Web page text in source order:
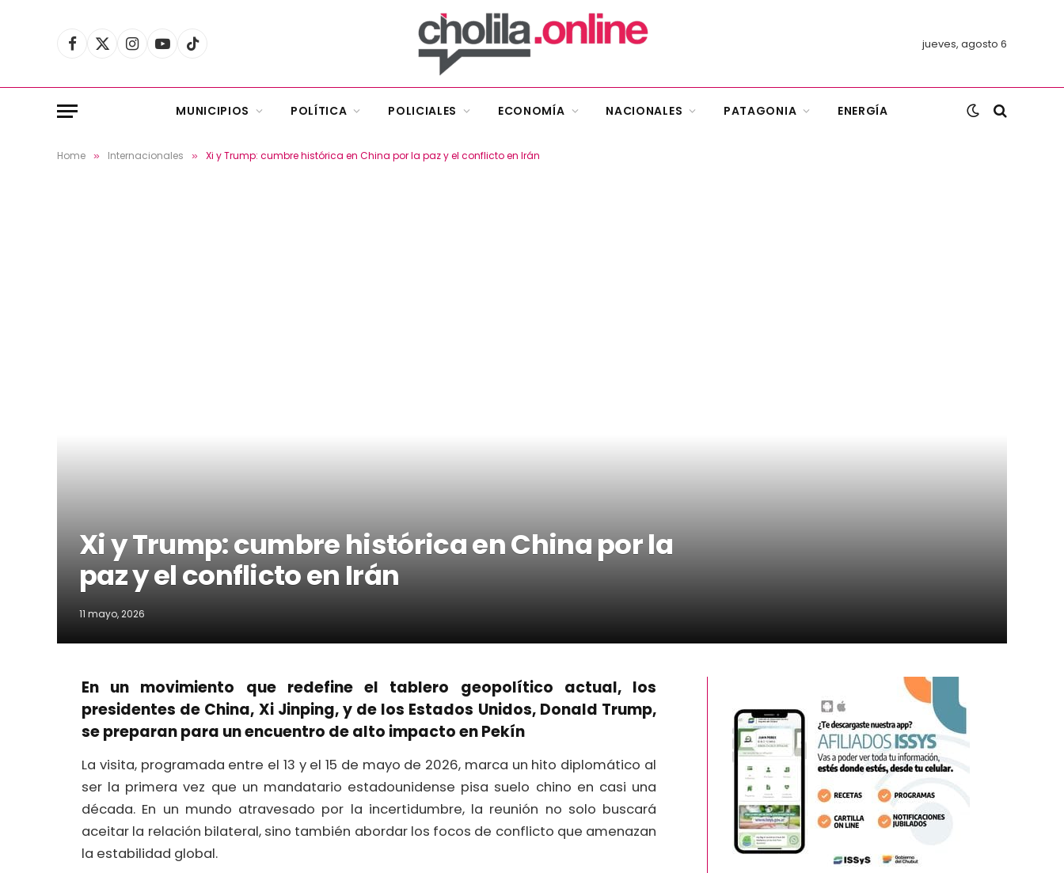
Facebook
X
Instagram
YouTubeTikTok jueves, agosto 6
MUNICIPIOS POLÍTICA POLICIALES ECONOMÍA NACIONALES PATAGONIA ENERGÍA
Home » Internacionales » Xi y Trump: cumbre histórica en China por la paz y el conflicto en Irán
Xi y Trump: cumbre histórica en China por la
paz y el conflicto en Irán
11 mayo, 2026
En un movimiento que redefine el tablero geopolítico actual, los
presidentes de China, Xi Jinping, y de los Estados Unidos, Donald Trump,
se preparan para un encuentro de alto impacto en Pekín
La visita, programada entre el 13 y el 15 de mayo de 2026, marca un hito diplomático al
ser la primera vez que un mandatario estadounidense pisa suelo chino en casi una
década. En un mundo atravesado por la incertidumbre, la reunión no solo buscará
aceitar la relación bilateral, sino también abordar los focos de conflicto que amenazan
la estabilidad global.